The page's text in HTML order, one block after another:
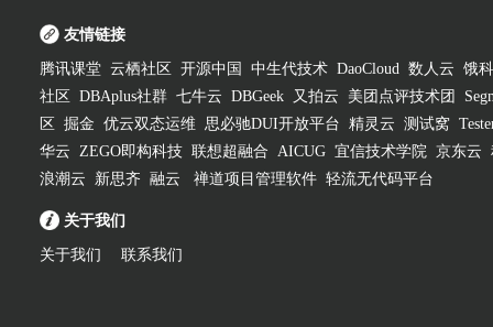
友情链接
腾讯课堂 云栖社区 开源中国 中生代技术 DaoCloud 数人云 饿
社区
DBAplus社群 七牛云 DBGeek 又拍云 美团点评技术团
区
掘金 优云双态运维 思必驰DUI开放平台 精灵云 测试窝
华云 ZEGO即构科技 联想超融合 AICUG 宜信技术学院 京东云
浪潮云
新思齐 融云 禅道项目管理软件 轻流无代码平台
关于我们
关于我们 联系我们